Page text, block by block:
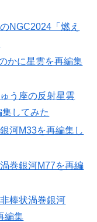
NGC2024「燃え
かに星雲を再編集
う座の反射星雲
してみた
河M33を再編集し
巻銀河M77を再編
棒状渦巻銀河
編集